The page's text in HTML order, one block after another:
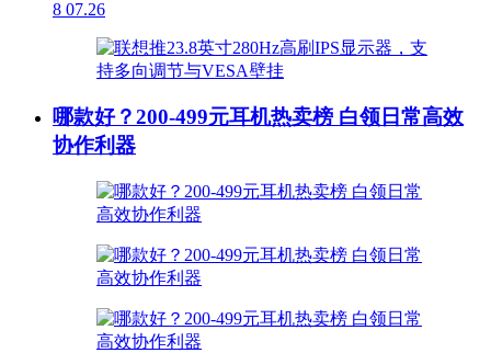
8 07.26
哪款好？200-499元耳机热卖榜 白领日常高效
协作利器